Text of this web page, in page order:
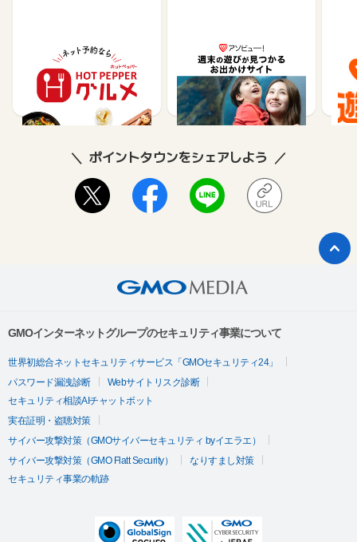
【ホットペッパーグル
メ】レストラン予約
85
遊び予約／レジャーチケ
ット購入サイト「アソビ
ュー！」
1.5%
ポイントタウンをシェアしよう
GMOインターネットグループのセキュリティ事業について
世界初総合ネットセキュリティサービス「GMOセキュリティ24」
パスワード漏洩診断
Webサイトリスク診断
セキュリティ相談AIチャットボット
実在証明・盗聴対策
サイバー攻撃対策（GMOサイバーセキュリティ byイエラエ）
サイバー攻撃対策（GMO Flatt Security）
なりすまし対策
セキュリティ事業の軌跡